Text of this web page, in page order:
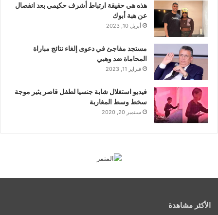
هذه هي حقيقة ارتباط أشرف حكيمي بعد انفصال
عن هبة أبوك
أبريل 10, 2023
مستجد مفاجئ في دعوى إلغاء نتائج مباراة
المحاماة ضد وهبي
فبراير 11, 2023
فيديو استغلال شابة جنسيا لطفل قاصر يثير موجة
سخط وسط المغاربة
سبتمبر 20, 2020
الأكثر مشاهدة